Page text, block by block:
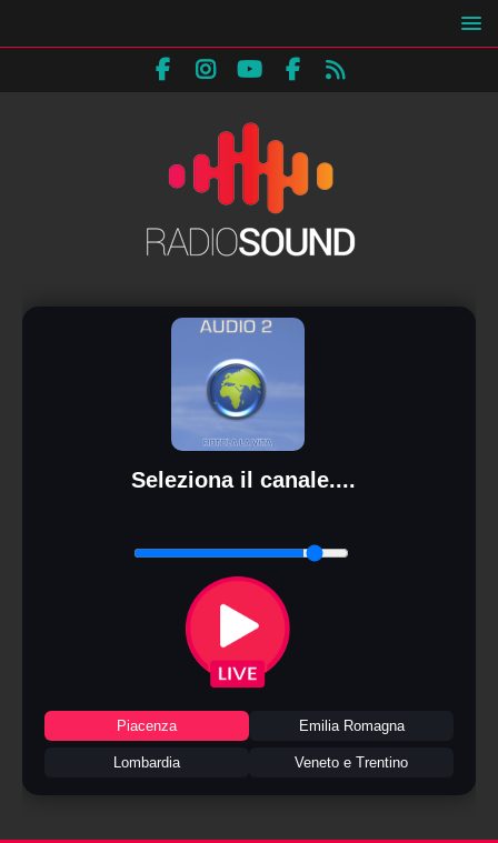
Seleziona il canale....
Piacenza Emilia Romagna
Lombardia Veneto e Trentino